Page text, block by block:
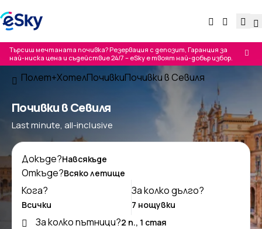
Търсиш мечтаната почивка? Резервация с депозит, Гаранция за
най-ниска цена и съдействие 24/7 – eSky е твоят най-добър избор.
Полет+ХотелПочивкиПочивки в Севиля
Почивки в Севиля
Last minute, all-inclusive
Докъде?
Откъде?
Кога?
За колко дълго?
За колко пътници?